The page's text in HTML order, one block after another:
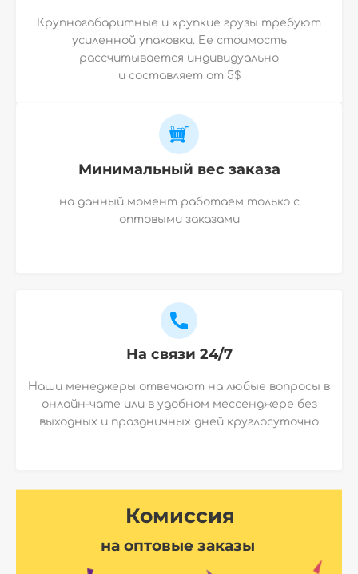
Крупногабаритные и хрупкие грузы требуют
усиленной упаковки. Ее стоимость
рассчитывается индивидуально
и составляет от 5$
Минимальный вес заказа
на данный момент работаем только с
оптовыми заказами
На связи 24/7
Наши менеджеры отвечают на любые вопросы в
онлайн-чате или в удобном мессенджере без
выходных и праздничных дней круглосуточно
Комиссия
на оптовые заказы